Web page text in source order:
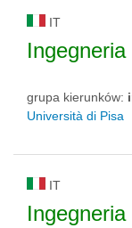
IT
grupa kierunków:
Università di Pisa
IT